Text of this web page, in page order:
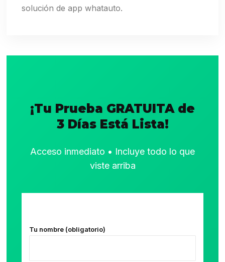
solución de app whatauto.
¡Tu Prueba GRATUITA de
3 Días Está Lista!
Acceso inmediato • Incluye todo lo que
viste arriba
Tu nombre (obligatorio)